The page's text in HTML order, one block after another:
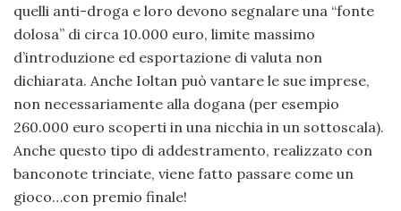
quelli anti-droga e loro devono segnalare una “fonte
dolosa” di circa 10.000 euro, limite massimo
d’introduzione ed esportazione di valuta non
dichiarata. Anche Ioltan può vantare le sue imprese,
non necessariamente alla dogana (per esempio
260.000 euro scoperti in una nicchia in un sottoscala).
Anche questo tipo di addestramento, realizzato con
banconote trinciate, viene fatto passare come un
gioco…con premio finale!